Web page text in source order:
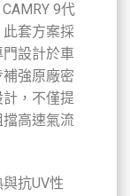
9代
套方案採
設計於車
強原廠密
，不僅提
高速氣流
抗UV性